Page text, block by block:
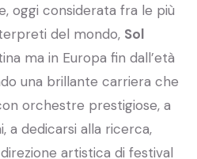
oggi considerata fra le più
del mondo, Sol
ma in Europa fin dall’età
una brillante carriera che
orchestre prestigiose, a
a dedicarsi alla ricerca,
artistica di festival